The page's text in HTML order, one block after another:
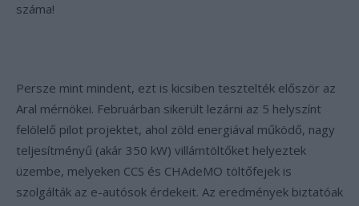
száma!
Persze mint mindent, ezt is kicsiben tesztelték először az
Aral mérnökei. Februárban sikerült lezárni az 5 helyszínt
felölelő pilot projektet, ahol zöld energiával működő, nagy
teljesítményű (akár 350 kW) villámtöltőket helyeztek
üzembe, melyeken CCS és CHAdeMO töltőfejek is
szolgálták az e-autósok érdekeit. Az eredmények biztatóak